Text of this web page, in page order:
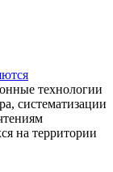
технологии
систематизации
на территории